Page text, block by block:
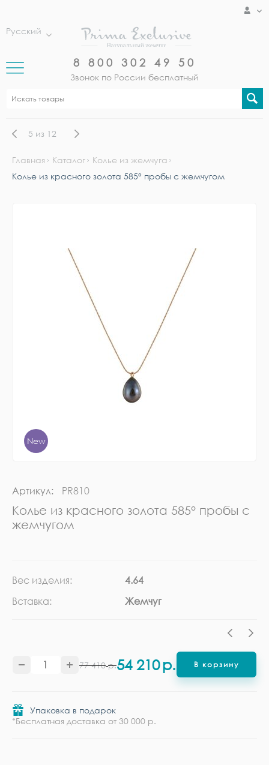
Русский
8 800 302 49 50
Звонок по России бесплатный
5 из 12
Главная Каталог
Колье из жемчуга
Колье из красного золота 585° пробы с жемчугом
New
Артикул: PR810
Колье из красного золота 585° пробы с
жемчугом
Вес изделия:
4.64
Вставка:
Жемчуг
77 410 р.54 210р. В корзину
Упаковка в подарок
*Бесплатная доставка от 30 000 р.